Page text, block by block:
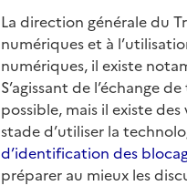
La direction générale du
numériques et à
numériques, il existe
S’agissant de l’échange
possible, mais il existe
stade d’utiliser la
d’identification des
préparer au mieux les